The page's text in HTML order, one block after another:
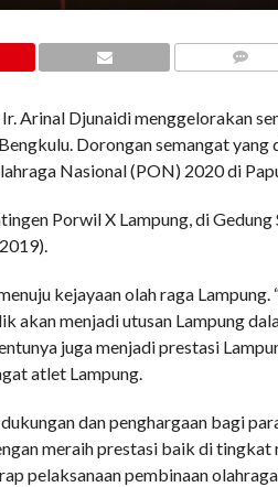
Arinal Djunaidi menggelorakan
Dorongan semangat yang
Nasional (PON) 2020 di
Porwil X Lampung, di Gedung
kejayaan olah raga Lampung.
akan menjadi utusan Lampung
juga menjadi prestasi
atlet Lampung.
dan penghargaan bagi
meraih prestasi baik di tingkat
pelaksanaan pembinaan